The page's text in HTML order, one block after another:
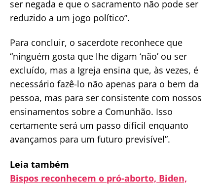
ser negada e que o sacramento não pode ser
reduzido a um jogo político”.
Para concluir, o sacerdote reconhece que
“ninguém gosta que lhe digam ‘não’ ou ser
excluído, mas a Igreja ensina que, às vezes, é
necessário fazê-lo não apenas para o bem da
pessoa, mas para ser consistente com nossos
ensinamentos sobre a Comunhão. Isso
certamente será um passo difícil enquanto
avançamos para um futuro previsível”.
Leia também
Bispos reconhecem o pró-aborto, Biden,